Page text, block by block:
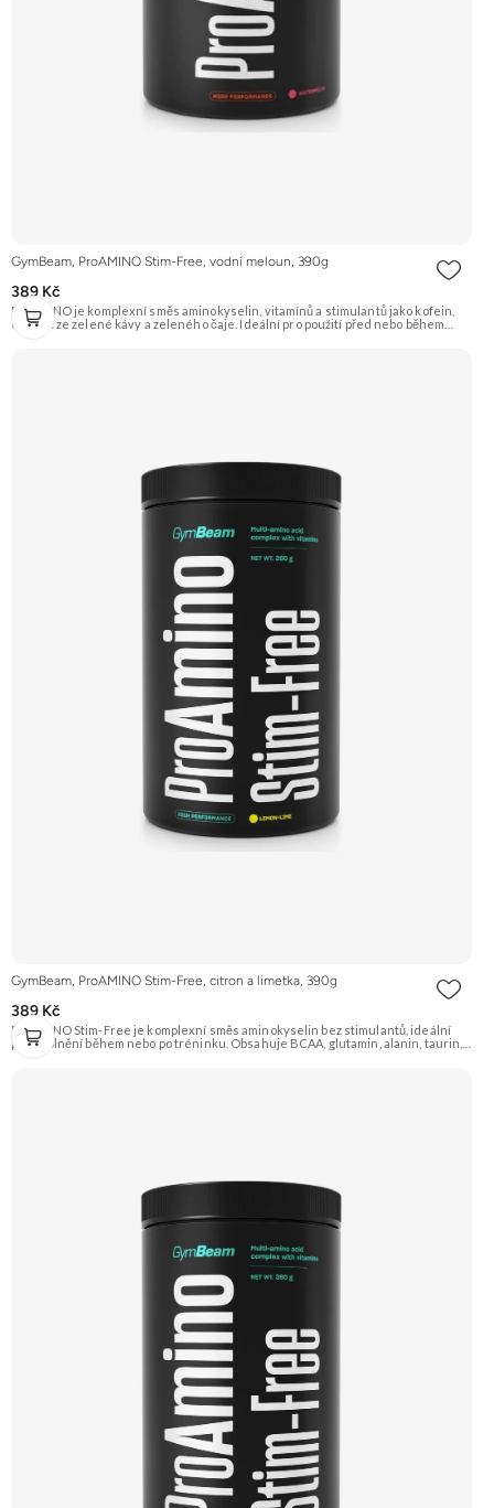
GymBeam, ProAMINO Stim-Free, vodní meloun, 390g
389 Kč
ProAMINO je komplexní směs aminokyselin, vitamínů a stimulantů jako kofein,
extrakt ze zelené kávy a zeleného čaje. Ideální pro použití před nebo během
GymBeam, ProAMINO Stim-Free, citron a limetka, 390g
389 Kč
ProAMINO Stim-Free je komplexní směs aminokyselin bez stimulantů, ideální
pro doplnění během nebo po tréninku. Obsahuje BCAA, glutamin, alanin, taurin,